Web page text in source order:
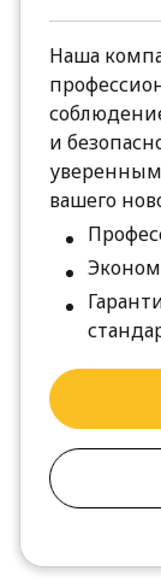
Наша
и
вашего